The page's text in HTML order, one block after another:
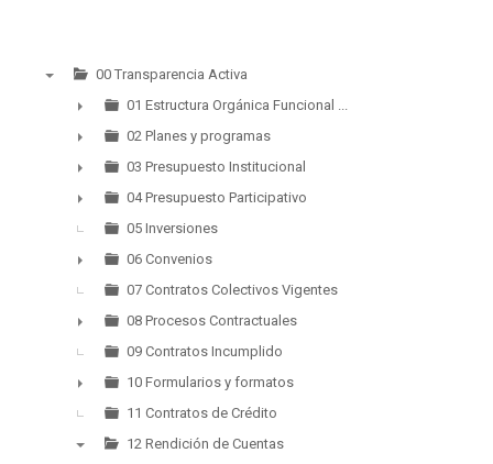
00 Transparencia Activa
►
01 Estructura Orgánica Funcional ...
►
02 Planes y programas
►
03 Presupuesto Institucional
►
04 Presupuesto Participativo
05 Inversiones
►
06 Convenios
07 Contratos Colectivos Vigentes
►
08 Procesos Contractuales
09 Contratos Incumplido
►
10 Formularios y formatos
11 Contratos de Crédito
12 Rendición de Cuentas